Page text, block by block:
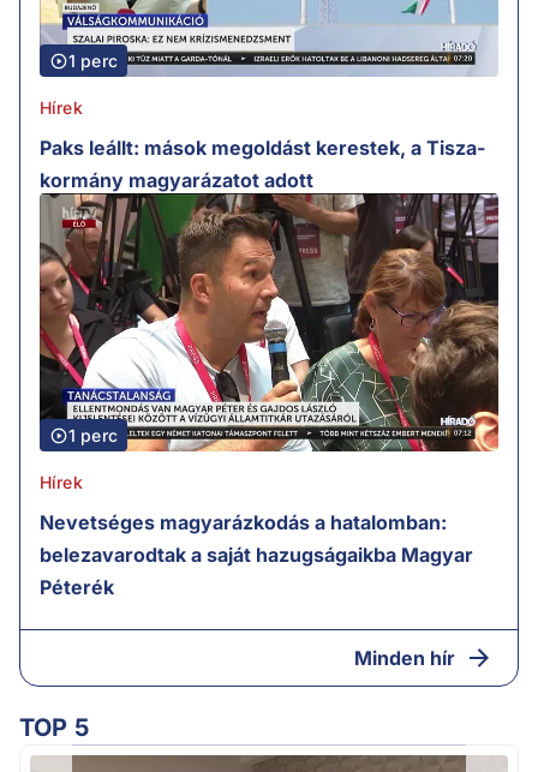
1 perc
Hírek
Paks leállt: mások megoldást kerestek, a Tisza-
kormány magyarázatot adott
1 perc
Hírek
Nevetséges magyarázkodás a hatalomban:
belezavarodtak a saját hazugságaikba Magyar
Péterék
Minden hír
TOP 5